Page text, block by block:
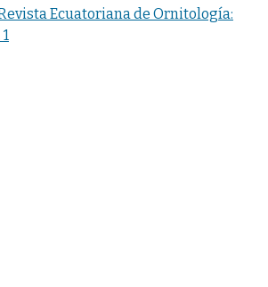
Ecuatoriana de Ornitología: